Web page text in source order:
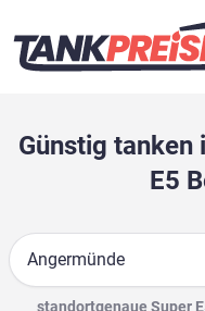
Günstig tanken
E5
Suche
standortgenaue Super